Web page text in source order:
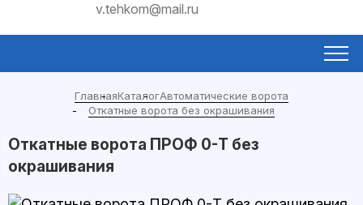
v.tehkom@mail.ru
ГлавнаяКаталогАвтоматические ворота
Откатные ворота без окрашивания
Откатные ворота ПРОФ 0-Т без
окрашивания